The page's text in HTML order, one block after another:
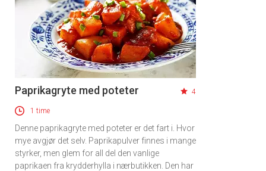
Paprikagryte med poteter 4
1 time
Denne paprikagryte med poteter er det fart i. Hvor
mye avgjør det selv. Paprikapulver finnes i mange
styrker, men glem for all del den vanlige
paprikaen fra krydderhylla i nærbutikken. Den har